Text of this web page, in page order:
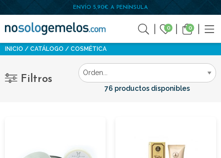
ENVÍO 5,90€ A PENÍNSULA
0 0
INICIO CATÁLOGO COSMÉTICA
Filtros
76 productos disponibles